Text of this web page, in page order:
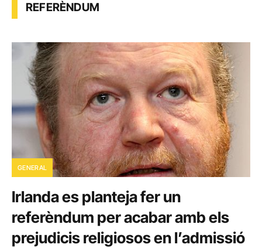
REFERÈNDUM
GENERAL
Irlanda es planteja fer un
referèndum per acabar amb els
prejudicis religiosos en l’admissió